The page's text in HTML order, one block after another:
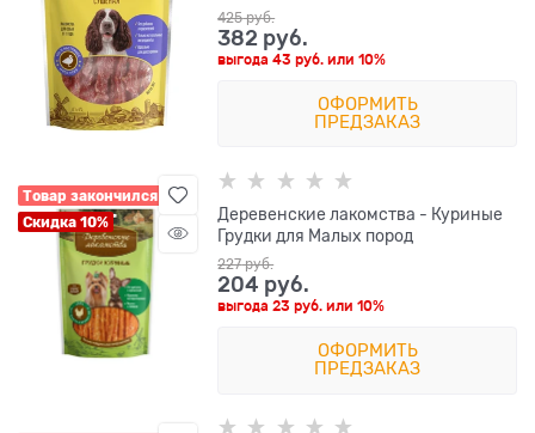
425 руб.
382 руб.
выгода43 руб. или10%
ОФОРМИТЬ
ПРЕДЗАКАЗ
Товар закончился
Скидка 10%
Деревенские лакомства - Куриные
Грудки для Малых пород
227 руб.
204 руб.
выгода23 руб. или10%
ОФОРМИТЬ
ПРЕДЗАКАЗ